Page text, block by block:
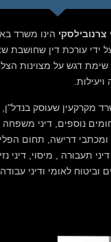
הינו משרד
ידי עורכת דין שחושבת
שימת דגש על מצוינות
מקרקעין שעוסק
נוספים, דיני משפחה
דרישה, תחום
תעבורה , מיסוי, דיני
וביטוח לאומי ודיני עבודה